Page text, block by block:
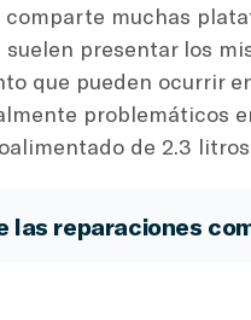
comparte muchas
presentar los
que pueden ocurrir
problemáticos
de 2.3
las reparaciones